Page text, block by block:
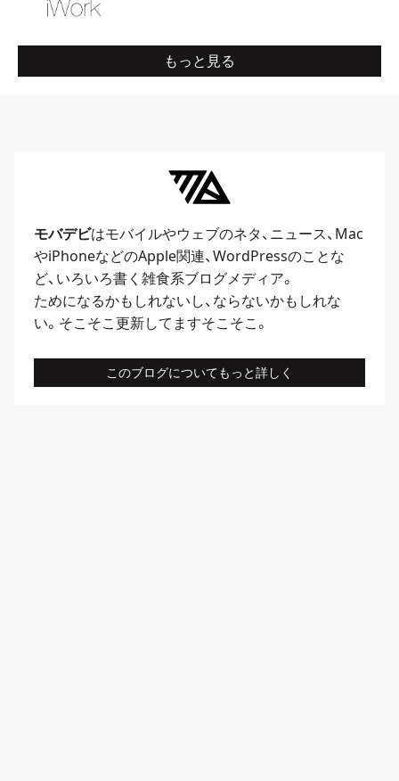
もっと見る
モバデビはモバイルやウェブのネタ、 ニュース、 Mac
やiPhoneなどのApple関連、WordPressのことな
ど、いろいろ書く雑食系ブログメディア。
ためになるかもしれないし、ならないかもしれな
い。そこそこ更新してますそこそこ。
このブログについてもっと詳しく